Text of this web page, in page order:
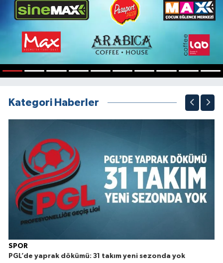
Kategori Haberler
SPOR
PGL’de yaprak dökümü: 31 takım yeni sezonda yok